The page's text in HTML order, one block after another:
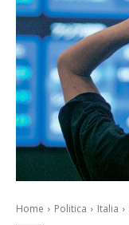
Home Politica Italia